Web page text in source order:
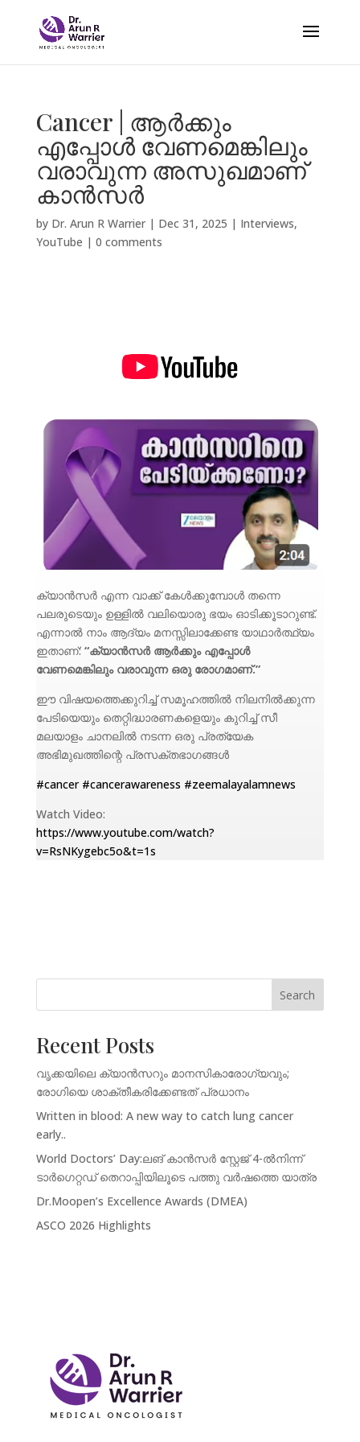
Cancer | ആർക്കും
എപ്പോൾ വേണമെങ്കിലും
വരാവുന്ന അസുഖമാണ്
കാൻസർ
by Dr. Arun R Warrier| Dec 31, 2025 | Interviews,
YouTube | 0 comments
ക്യാൻസർ എന്ന വാക്ക് കേൾക്കുമ്പോൾ തന്നെ
പലരുടെയും ഉള്ളിൽ വലിയൊരു ഭയം ഓടിക്കൂടാറുണ്ട്.
എന്നാൽ നാം ആദ്യം മനസ്സിലാക്കേണ്ട യാഥാർത്ഥ്യം
ഇതാണ്: “ക്യാൻസർ ആർക്കും എപ്പോൾ
വേണമെങ്കിലും വരാവുന്ന ഒരു രോഗമാണ്.”
ഈ വിഷയത്തെക്കുറിച്ച് സമൂഹത്തിൽ നിലനിൽക്കുന്ന
പേടിയെയും തെറ്റിദ്ധാരണകളെയും കുറിച്ച് സീ
മലയാളം ചാനലിൽ നടന്ന ഒരു പ്രത്യേക
അഭിമുഖത്തിന്റെ പ്രസക്തഭാഗങ്ങൾ
#cancer #cancerawareness #zeemalayalamnews
Watch Video:
https://www.youtube.com/watch?
v=RsNKygebc5o&t=1s
Search
Recent Posts
വൃക്കയിലെ ക്യാൻസറും മാനസികാരോഗ്യവും;
രോഗിയെ ശാക്തീകരിക്കേണ്ടത് പ്രധാനം
Written in blood: A new way to catch lung cancer
early..
World Doctors’ Day:ലങ് കാൻസർ സ്റ്റേജ് 4-ൽനിന്ന്‌
ടാർഗെറ്റഡ് തെറാപ്പിയിലൂടെ പത്തു വർഷത്തെ യാത്ര
Dr.Moopen’s Excellence Awards (DMEA)
ASCO 2026 Highlights